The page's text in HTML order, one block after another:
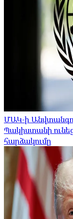
ՄԱԿ-ի
Պակիստանի
հարձակումը